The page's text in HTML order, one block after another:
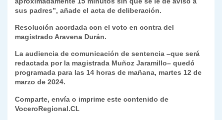
sus padres”, añade el acta de deliberación.
Resolución acordada con el voto en contra del
magistrado Aravena Durán.
La audiencia de comunicación de sentencia –que será
redactada por la magistrada Muñoz Jaramillo– quedó
programada para las 14 horas de mañana, martes 12 de
marzo de 2024.
Comparte, envía o imprime este contenido de
VoceroRegional.CL